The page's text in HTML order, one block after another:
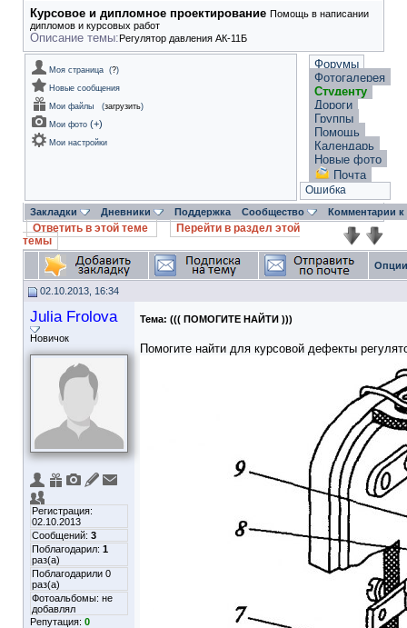
Курсовое и дипломное проектирование Помощь в написании
дипломов и курсовых работ
Описание темы:Регулятор давления АК-11Б
Моя страница (?)
Новые сообщения
Мои файлы
(загрузить)
Мои фото (+)
Мои настройки
Форумы
Фотогалерея
Студенту
Дороги
Группы
Помощь
Календарь
Новые фото
Почта
Ошибка
Закладки Дневники Поддержка Сообщество Комментарии
Ответить в этой теме
Перейти в раздел этой
темы
02.10.2013, 16:34
Julia Frolova
Новичок
Регистрация:
02.10.2013
Сообщений: 3
Поблагодарил: 1
раз(а)
Поблагодарили 0
раз(а)
Фотоальбомы: не
добавлял
Репутация: 0
Тема: ((( ПОМОГИТЕ НАЙТИ )))
Помогите найти для курсовой дефекты